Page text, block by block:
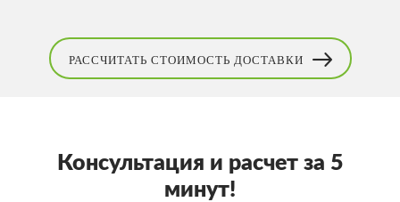
РАССЧИТАТЬ СТОИМОСТЬ ДОСТАВКИ
Консультация и расчет за 5
минут!